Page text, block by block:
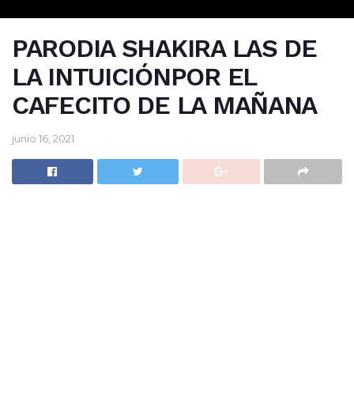
PARODIA SHAKIRA LAS DE
LA INTUICIÓNPOR EL
CAFECITO DE LA MAÑANA
junio 16, 2021